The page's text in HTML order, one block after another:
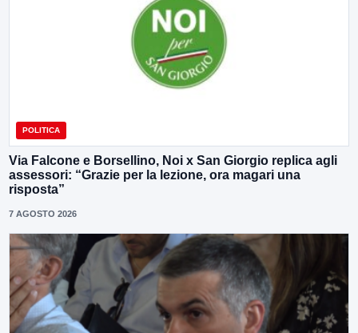
POLITICA
Via Falcone e Borsellino, Noi x San Giorgio replica agli
assessori: “Grazie per la lezione, ora magari una
risposta”
7 AGOSTO 2026